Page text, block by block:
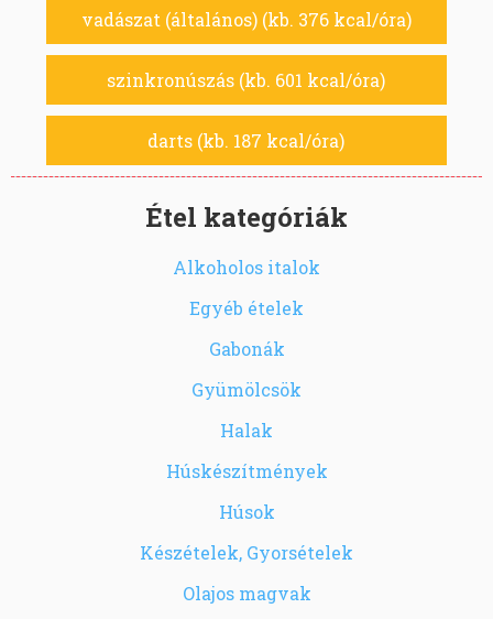
vadászat (általános) (kb. 376 kcal/óra)
szinkronúszás (kb. 601 kcal/óra)
darts (kb. 187 kcal/óra)
Étel kategóriák
Alkoholos italok
Egyéb ételek
Gabonák
Gyümölcsök
Halak
Húskészítmények
Húsok
Készételek, Gyorsételek
Olajos magvak